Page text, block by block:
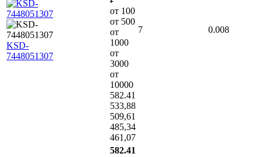
KSD-
7448051307
от 100
от 500
от
1000
от
3000
от
10000
582.41
533,88
509,61
485,34
461,07
7 0.008
582.41